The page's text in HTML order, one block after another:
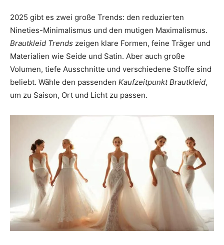
2025 gibt es zwei große Trends: den reduzierten
Nineties-Minimalismus und den mutigen Maximalismus.
Brautkleid Trends zeigen klare Formen, feine Träger und
Materialien wie Seide und Satin. Aber auch große
Volumen, tiefe Ausschnitte und verschiedene Stoffe sind
beliebt. Wähle den passenden Kaufzeitpunkt Brautkleid,
um zu Saison, Ort und Licht zu passen.